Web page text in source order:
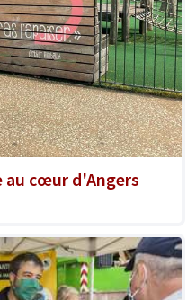
au cœur d'Angers